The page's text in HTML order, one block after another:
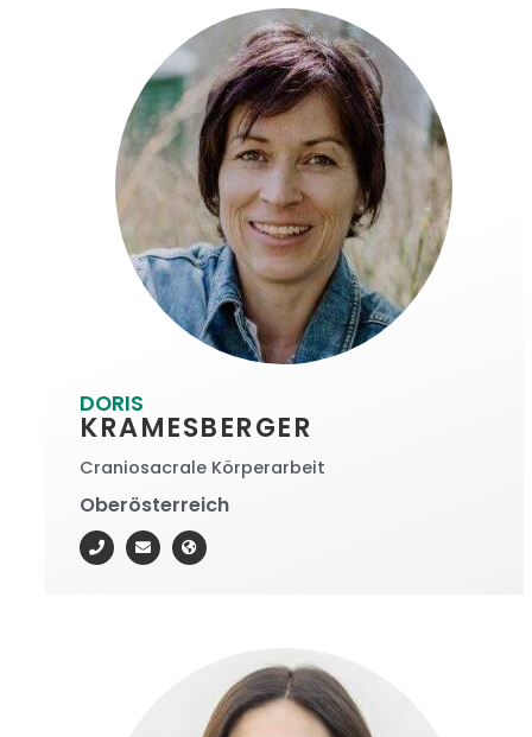
DORIS
KRAMESBERGER
Craniosacrale Körperarbeit
Oberösterreich